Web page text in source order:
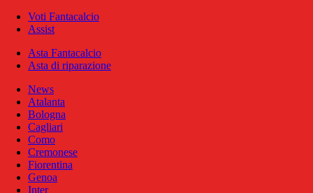
Voti Fantacalcio
Assist
Asta Fantacalcio
Asta di riparazione
News
Atalanta
Bologna
Cagliari
Como
Cremonese
Fiorentina
Genoa
Inter